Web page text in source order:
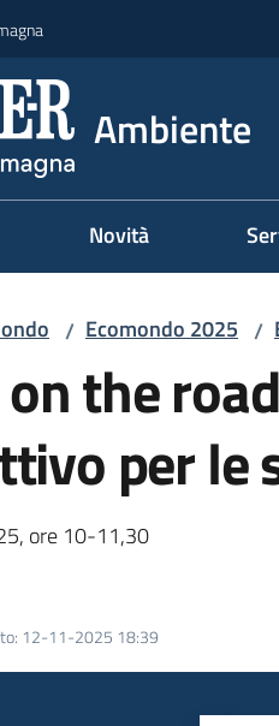
Ambiente
Novità
/ Ecomondo 2025 /
the
per le
ore 10-11,30
: 12-11-2025 18:39